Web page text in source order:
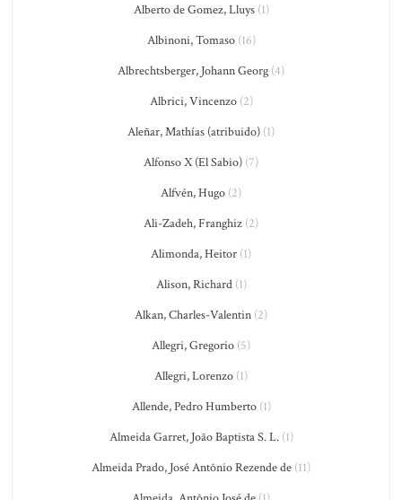
Alberto de Gomez, Lluys(1)
Albinoni, Tomaso(16)
Albrechtsberger, Johann Georg (4)
Albrici, Vincenzo(2)
Aleñar, Mathías (atribuido) (1)
Alfonso X (El Sabio) (7)
Alfvén, Hugo (2)
Ali-Zadeh, Franghiz (2)
Alimonda, Heitor (1)
Alison, Richard(1)
Alkan, Charles-Valentin (2)
Allegri, Gregorio (5)
Allegri, Lorenzo (1)
Allende, Pedro Humberto(1)
Almeida Garret, João Baptista S. L.(1)
Almeida Prado, José Antônio Rezende de (11)